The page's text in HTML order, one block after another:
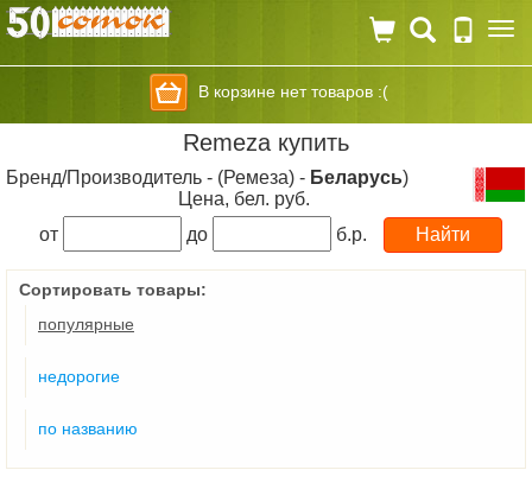
В корзине нет товаров :(
Remeza купить
Бренд/Производитель - (Ремеза) - Беларусь)
Цена, бел. руб.
от
до б.р.
Сортировать товары:
популярные
недорогие
по названию